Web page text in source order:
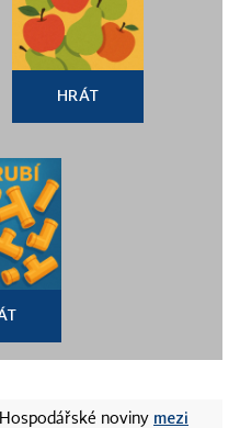
HRÁT
noviny mezi